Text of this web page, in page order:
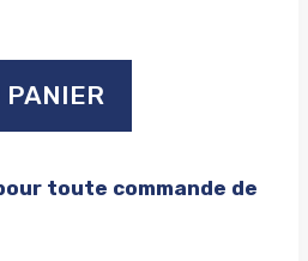
PANIER
toute commande de